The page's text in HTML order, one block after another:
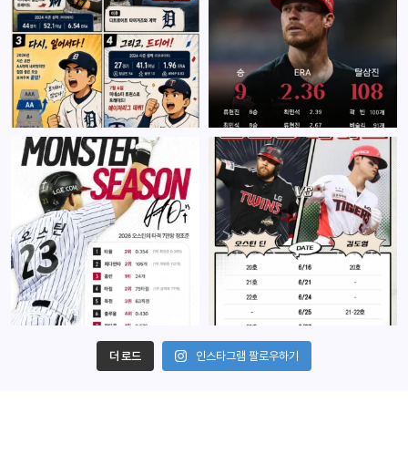
더 로드 인스타그램 팔로우하기